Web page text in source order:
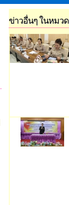
ข่าวอื่นๆ ในหมวด